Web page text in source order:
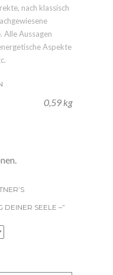
nach klassisch
Alle Aussagen
Aspekte
0,59 kg
SEELE –”